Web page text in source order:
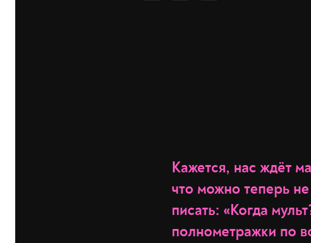
Кажется, нас ждёт
что можно теперь
писать: «Когда
полнометражки по